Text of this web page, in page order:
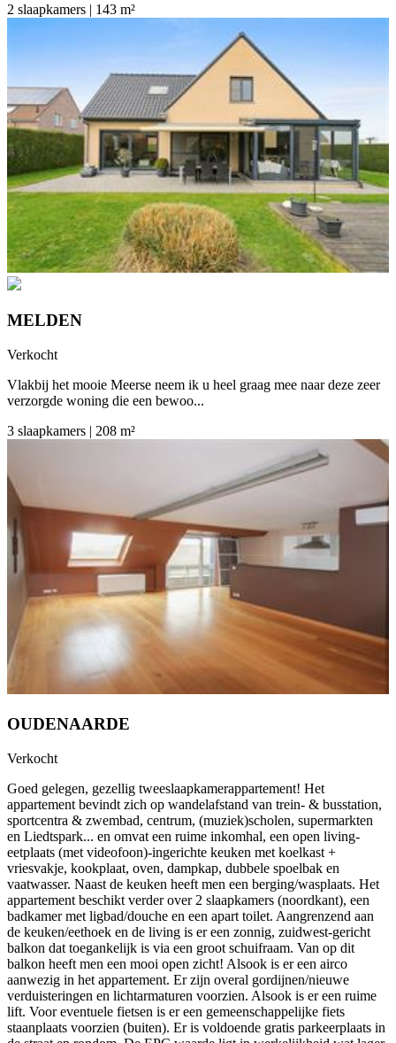
2 slaapkamers | 143 m²
MELDEN
Verkocht
Vlakbij het mooie Meerse neem ik u heel graag mee naar deze zeer
verzorgde woning die een bewoo...
3 slaapkamers | 208 m²
OUDENAARDE
Verkocht
Goed gelegen, gezellig tweeslaapkamerappartement! Het
appartement bevindt zich op wandelafstand van trein- & busstation,
sportcentra & zwembad, centrum, (muziek)scholen, supermarkten
en Liedtspark... en omvat een ruime inkomhal, een open living-
eetplaats (met videofoon)-ingerichte keuken met koelkast +
vriesvakje, kookplaat, oven, dampkap, dubbele spoelbak en
vaatwasser. Naast de keuken heeft men een berging/wasplaats. Het
appartement beschikt verder over 2 slaapkamers (noordkant), een
badkamer met ligbad/douche en een apart toilet. Aangrenzend aan
de keuken/eethoek en de living is er een zonnig, zuidwest-gericht
balkon dat toegankelijk is via een groot schuifraam. Van op dit
balkon heeft men een mooi open zicht! Alsook is er een airco
aanwezig in het appartement. Er zijn overal gordijnen/nieuwe
verduisteringen en lichtarmaturen voorzien. Alsook is er een ruime
lift. Voor eventuele fietsen is er een gemeenschappelijke fiets
staanplaats voorzien (buiten). Er is voldoende gratis parkeerplaats in